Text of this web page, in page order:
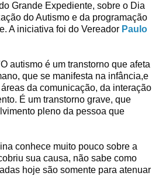
Grande Expediente, sobre o Dia
do Autismo e da programação
A iniciativa foi do Vereador Paulo
O autismo é um transtorno que afeta
que se manifesta na infância,e
da comunicação, da interação
É um transtorno grave, que
pleno da pessoa que
conhece muito pouco sobre a
sua causa, não sabe como
hoje são somente para atenuar